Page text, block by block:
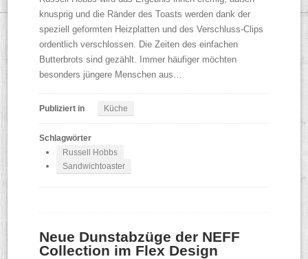
knusprig und die Ränder des Toasts werden dank der
speziell geformten Heizplatten und des Verschluss-Clips
ordentlich verschlossen. Die Zeiten des einfachen
Butterbrots sind gezählt. Immer häufiger möchten
besonders jüngere Menschen aus…
Publiziert in Küche
Schlagwörter
Russell Hobbs
Sandwichtoaster
Neue Dunstabzüge der NEFF
Collection im Flex Design